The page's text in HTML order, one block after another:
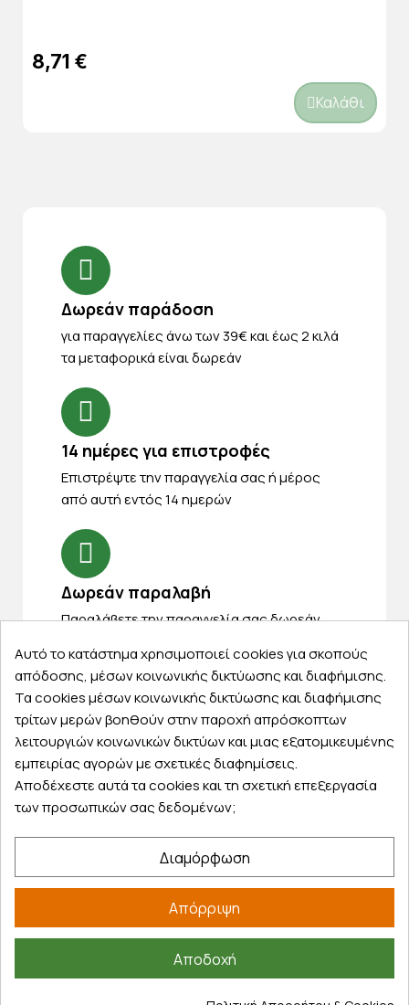
8,71 €
Καλάθι
Δωρεάν παράδοση
για παραγγελίες άνω των 39€ και έως 2 κιλά
τα μεταφορικά είναι δωρεάν
14 ημέρες για επιστροφές
Eπιστρέψτε την παραγγελία σας ή μέρος
από αυτή εντός 14 ημερών
Δωρεάν παραλαβή
Παραλάβετε την παραγγελία σας δωρεάν
Express αποστολές
Κάντε σήμερα την παραγγελία σας και
παραλάβετε αύριο στην πόρτα σας
Εξυπηρέτηση πελατών
Λογαριασμός
Τρόποι παραγγελίας
Αυτό το κατάστημα χρησιμοποιεί cookies για σκοπούς
απόδοσης, μέσων κοινωνικής δικτύωσης και διαφήμισης.
Τα cookies μέσων κοινωνικής δικτύωσης και διαφήμισης
τρίτων μερών βοηθούν στην παροχή απρόσκοπτων
λειτουργιών κοινωνικών δικτύων και μιας εξατομικευμένης
εμπειρίας αγορών με σχετικές διαφημίσεις.
Αποδέχεστε αυτά τα cookies και τη σχετική επεξεργασία
των προσωπικών σας δεδομένων;
Διαμόρφωση
Απόρριψη
Αποδοχή